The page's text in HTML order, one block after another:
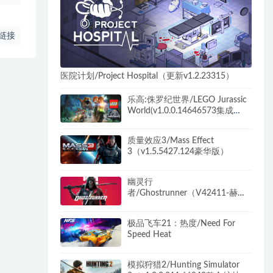
接
医院计划/Project Hospital（更新v1.2.23315）
乐高:侏罗纪世界/LEGO Jurassic
World(v1.0.0.14646573集成
质量效应3/Mass Effect
3（v1.5.5427.124豪华版）
幽灵行
者/Ghostrunner（V42411-赫尔
极品飞车21：热度/Need For
Speed Heat
模拟狩猎2/Hunting Simulator